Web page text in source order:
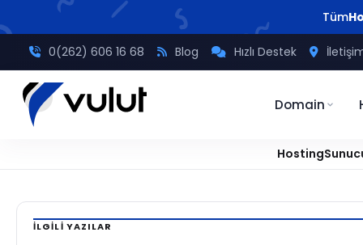
Tüm
0(262) 606 16 68 Blog Hızlı Destek
Domain
Hosting
Ana
Sayfa/Güvenlik/Ransomware (Fidye Yazılımı) Nedir?
İLGILI YAZILAR